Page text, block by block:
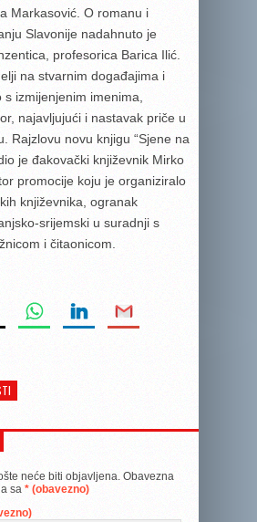
Markasović. O romanu i
Slavonije nadahnuto je
profesorica Barica Ilić.
na stvarnim događajima i
s izmijenjenim imenima,
najavljujući i nastavak priče u
Rajzlovu novu knjigu “Sjene na
je đakovački književnik Mirko
promocije koju je organiziralo
književnika, ogranak
srijemski u suradnji s
i čitaonicom.
neće biti objavljena. Obavezna
sa * (obavezno)